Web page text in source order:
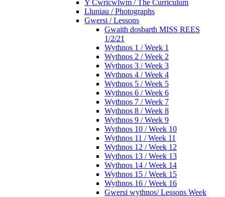
Y Cwricwlwm / The Curriculum
Lluniau / Photographs
Gwersi / Lessons
Gwaith dosbarth MISS REES
1/2/21
Wythnos 1 / Week 1
Wythnos 2 / Week 2
Wythnos 3 / Week 3
Wythnos 4 / Week 4
Wythnos 5 / Week 5
Wythnos 6 / Week 6
Wythnos 7 / Week 7
Wythnos 8 / Week 8
Wythnos 9 / Week 9
Wythnos 10 / Week 10
Wythnos 11 / Week 11
Wythnos 12 / Week 12
Wythnos 13 / Week 13
Wythnos 14 / Week 14
Wythnos 15 / Week 15
Wythnos 16 / Week 16
Gwersi wythnos/ Lessons Week